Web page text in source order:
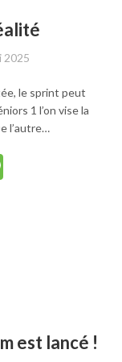
2025
le sprint peut
1 l’on vise la
l’autre…
est lancé !